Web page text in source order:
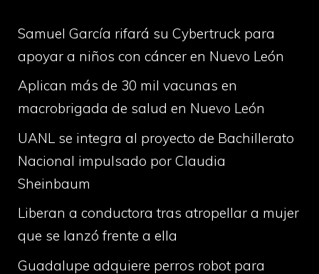
Samuel García rifará su Cybertruck para
apoyar a niños con cáncer en Nuevo León
Aplican más de 30 mil vacunas en
macrobrigada de salud en Nuevo León
UANL se integra al proyecto de Bachillerato
Nacional impulsado por Claudia
Sheinbaum
Liberan a conductora tras atropellar a mujer
que se lanzó frente a ella
Guadalupe adquiere perros robot para